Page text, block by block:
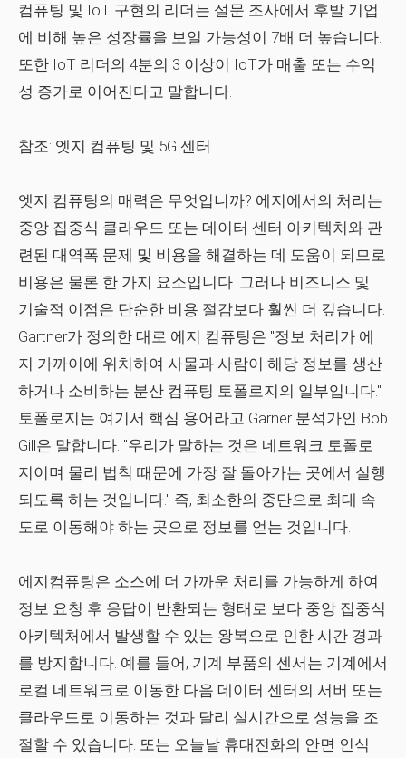
컴퓨팅 및 IoT 구현의 리더는 설문 조사에서 후발 기업
에 비해 높은 성장률을 보일 가능성이 7배 더 높습니다.
또한 IoT 리더의 4분의 3 이상이 IoT가 매출 또는 수익
성 증가로 이어진다고 말합니다.
참조: 엣지 컴퓨팅 및 5G 센터
엣지 컴퓨팅의 매력은 무엇입니까? 에지에서의 처리는
중앙 집중식 클라우드 또는 데이터 센터 아키텍처와 관
련된 대역폭 문제 및 비용을 해결하는 데 도움이 되므로
비용은 물론 한 가지 요소입니다. 그러나 비즈니스 및
기술적 이점은 단순한 비용 절감보다 훨씬 더 깊습니다.
Gartner가 정의한 대로 에지 컴퓨팅은 "정보 처리가 에
지 가까이에 위치하여 사물과 사람이 해당 정보를 생산
하거나 소비하는 분산 컴퓨팅 토폴로지의 일부입니다."
토폴로지는 여기서 핵심 용어라고 Garner 분석가인 Bob
Gill은 말합니다. "우리가 말하는 것은 네트워크 토폴로
지이며 물리 법칙 때문에 가장 잘 돌아가는 곳에서 실행
되도록 하는 것입니다." 즉, 최소한의 중단으로 최대 속
도로 이동해야 하는 곳으로 정보를 얻는 것입니다.
에지컴퓨팅은 소스에 더 가까운 처리를 가능하게 하여
정보 요청 후 응답이 반환되는 형태로 보다 중앙 집중식
아키텍처에서 발생할 수 있는 왕복으로 인한 시간 경과
를 방지합니다. 예를 들어, 기계 부품의 센서는 기계에서
로컬 네트워크로 이동한 다음 데이터 센터의 서버 또는
클라우드로 이동하는 것과 달리 실시간으로 성능을 조
절할 수 있습니다. 또는 오늘날 휴대전화의 안면 인식